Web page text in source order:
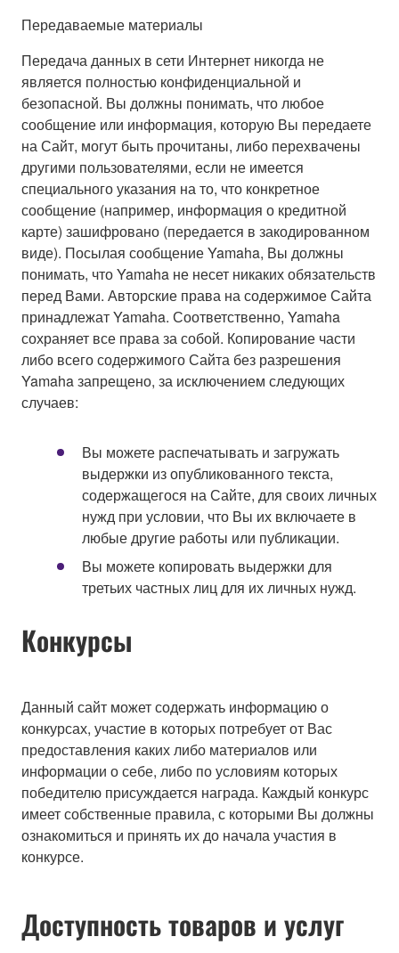
Передаваемые материалы
Передача данных в сети Интернет никогда не
является полностью конфиденциальной и
безопасной. Вы должны понимать, что любое
сообщение или информация, которую Вы передаете
на Сайт, могут быть прочитаны, либо перехвачены
другими пользователями, если не имеется
специального указания на то, что конкретное
сообщение (например, информация о кредитной
карте) зашифровано (передается в закодированном
виде). Посылая сообщение Yamaha, Вы должны
понимать, что Yamaha не несет никаких обязательств
перед Вами. Авторские права на содержимое Сайта
принадлежат Yamaha. Соответственно, Yamaha
сохраняет все права за собой. Копирование части
либо всего содержимого Сайта без разрешения
Yamaha запрещено, за исключением следующих
случаев:
Вы можете распечатывать и загружать
выдержки из опубликованного текста,
содержащегося на Сайте, для своих личных
нужд при условии, что Вы их включаете в
любые другие работы или публикации.
Вы можете копировать выдержки для
третьих частных лиц для их личных нужд.
Конкурсы
Данный сайт может содержать информацию о
конкурсах, участие в которых потребует от Вас
предоставления каких либо материалов или
информации о себе, либо по условиям которых
победителю присуждается награда. Каждый конкурс
имеет собственные правила, с которыми Вы должны
ознакомиться и принять их до начала участия в
конкурсе.
Доступность товаров и услуг